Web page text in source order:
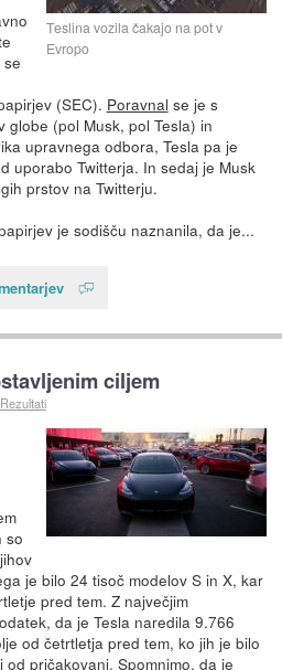
Teslina vozila čakajo na pot v
Evropo
(SEC). Poravnal se je s
globe (pol Musk, pol Tesla) in
upravnega odbora, Tesla pa je
uporabo Twitterja. In sedaj je Musk
prstov na Twitterju.
je sodišču naznanila, da je...
ciljem
Rezultati
so
je bilo 24 tisoč modelov S in X, kar
pred tem. Z največjim
da je Tesla naredila 9.766
od četrtletja pred tem, ko jih je bilo
pričakovanj. Spomnimo, da je